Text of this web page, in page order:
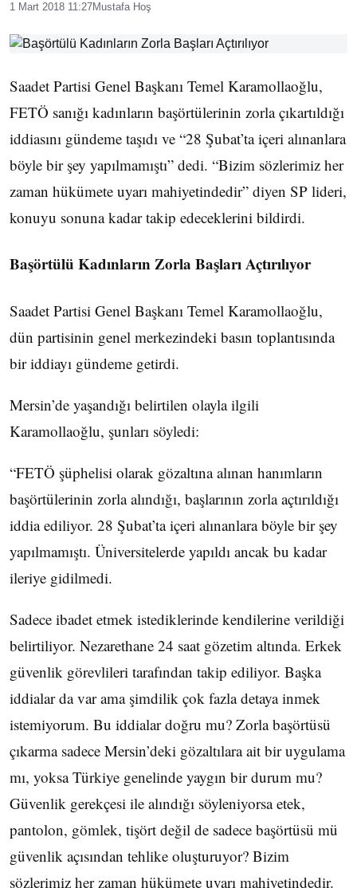
1 Mart 2018 11:27Mustafa Hoş
Saadet Partisi Genel Başkanı Temel Karamollaoğlu,
FETÖ sanığı kadınların başörtülerinin zorla çıkartıldığı
iddiasını gündeme taşıdı ve “28 Şubat’ta içeri alınanlara
böyle bir şey yapılmamıştı” dedi. “Bizim sözlerimiz her
zaman hükümete uyarı mahiyetindedir” diyen SP lideri,
konuyu sonuna kadar takip edeceklerini bildirdi.
Başörtülü Kadınların Zorla Başları Açtırılıyor
Saadet Partisi Genel Başkanı Temel Karamollaoğlu,
dün partisinin genel merkezindeki basın toplantısında
bir iddiayı gündeme getirdi.
Mersin’de yaşandığı belirtilen olayla ilgili
Karamollaoğlu, şunları söyledi:
“FETÖ şüphelisi olarak gözaltına alınan hanımların
başörtülerinin zorla alındığı, başlarının zorla açtırıldığı
iddia ediliyor. 28 Şubat’ta içeri alınanlara böyle bir şey
yapılmamıştı. Üniversitelerde yapıldı ancak bu kadar
ileriye gidilmedi.
Sadece ibadet etmek istediklerinde kendilerine verildiği
belirtiliyor. Nezarethane 24 saat gözetim altında. Erkek
güvenlik görevlileri tarafından takip ediliyor. Başka
iddialar da var ama şimdilik çok fazla detaya inmek
istemiyorum. Bu iddialar doğru mu? Zorla başörtüsü
çıkarma sadece Mersin’deki gözaltılara ait bir uygulama
mı, yoksa Türkiye genelinde yaygın bir durum mu?
Güvenlik gerekçesi ile alındığı söyleniyorsa etek,
pantolon, gömlek, tişört değil de sadece başörtüsü mü
güvenlik açısından tehlike oluşturuyor? Bizim
sözlerimiz her zaman hükümete uyarı mahiyetindedir.